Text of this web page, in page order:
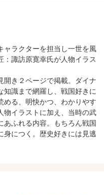
ャラクターを担当し一世を風
諏訪原寛幸氏が人物イラス
開き２ページで掲載。ダイナ
知識まで網羅し、戦国好きに
める、明快かつ、わかりやす
物イラストに加え、当時の武
あふれる内容。もちろん戦国
身につく。歴史好きには見逃